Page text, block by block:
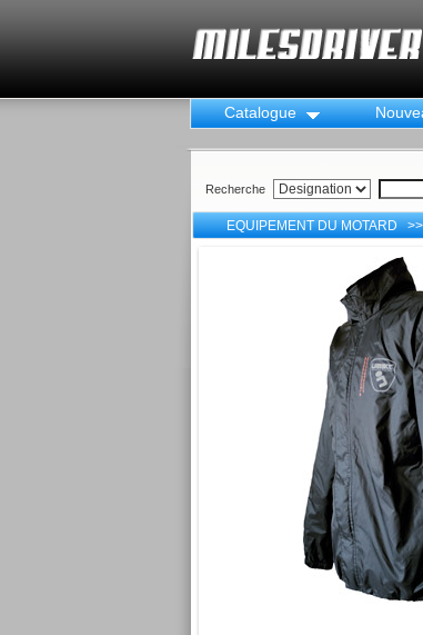
Catalogue
Recherche
EQUIPEMENT DU MOTARD >>